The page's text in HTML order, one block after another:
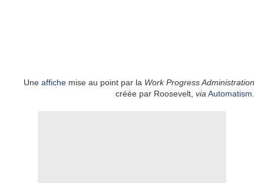
Une affiche mise au point par la Work Progress Administration
créée par Roosevelt, via Automatism